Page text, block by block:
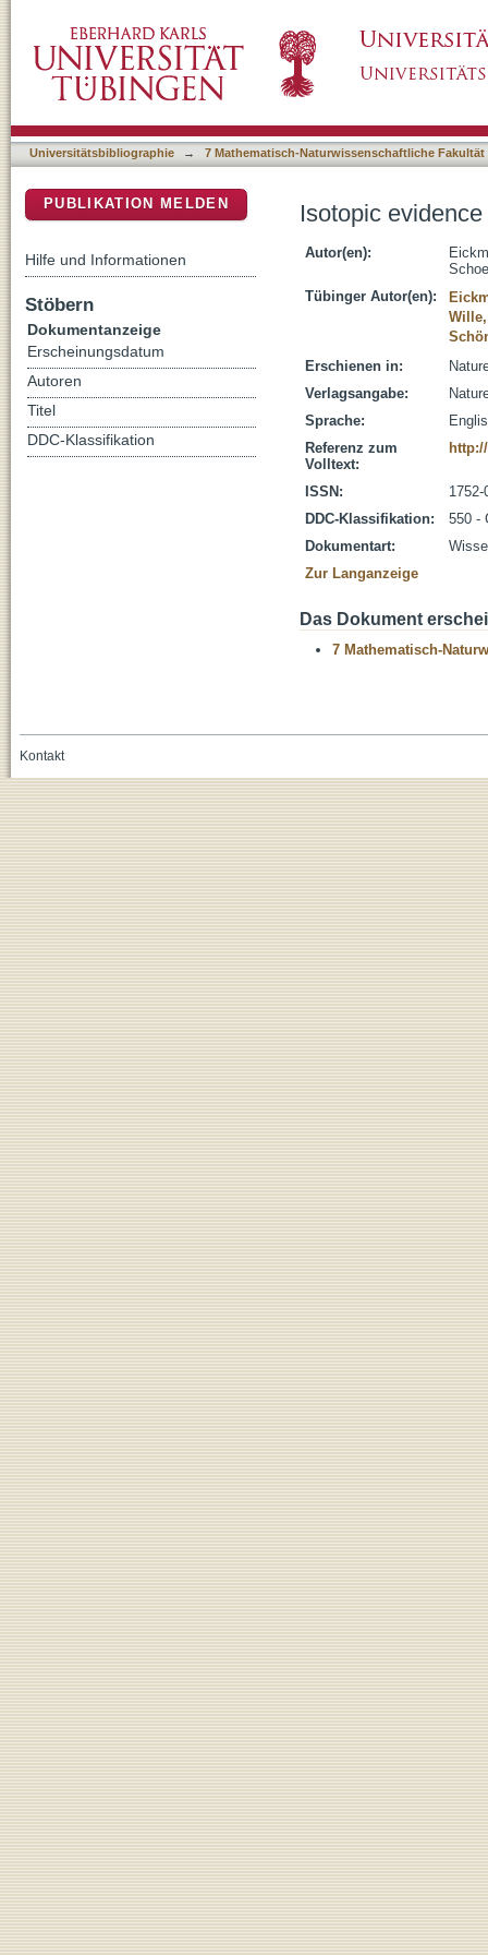
Universitätsbibliographie → 7 Mathematisch-Naturwissenschaftliche Fakultät
Isotopic
Autor(en):
Tübinger Autor(en):
Erschienen in:
Verlagsangabe:
Sprache:
Referenz zum
Volltext:
ISSN:
1752-
DDC-Klassifikation:
550 -
Dokumentart:
Zur Langanzeige
Das Dokument
7 Mathematisch-
PUBLIKATION MELDEN
Hilfe und Informationen
Stöbern
Dokumentanzeige
Erscheinungsdatum
Autoren
Titel
DDC-Klassifikation
Kontakt